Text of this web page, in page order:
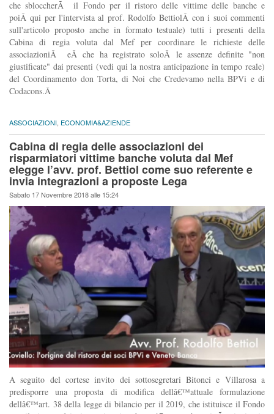
che sbloccherÃ il Fondo per il ristoro delle vittime delle banche e
poiÂ qui per l'intervista al prof. Rodolfo BettiolÂ con i suoi commenti
sull'articolo proposto anche in formato testuale) tutti i presenti della
Cabina di regia voluta dal Mef per coordinare le richieste delle
associazioniÂ eÂ che ha registrato soloÂ le assenze definite "non
giustificate" dai presenti (vedi qui la nostra anticipazione in tempo reale)
del Coordinamento don Torta, di Noi che Credevamo nella BPVi e di
Codacons.Â
ASSOCIAZIONI ECONOMIA&AZIENDE
Cabina di regia delle associazioni dei
risparmiatori vittime banche voluta dal Mef
elegge l’avv. prof. Bettiol come suo referente e
invia integrazioni a proposte Lega
Sabato 17 Novembre 2018 alle 15:24
A seguito del cortese invito dei sottosegretari Bitonci e Villarosa a
predisporre una proposta di modifica dellâ€™attuale formulazione
dellâ€™art. 38 della legge di bilancio per il 2019, che istituisce il Fondo